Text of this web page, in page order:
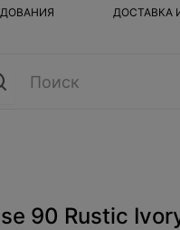
ДОСТАВКА
90 Rustic